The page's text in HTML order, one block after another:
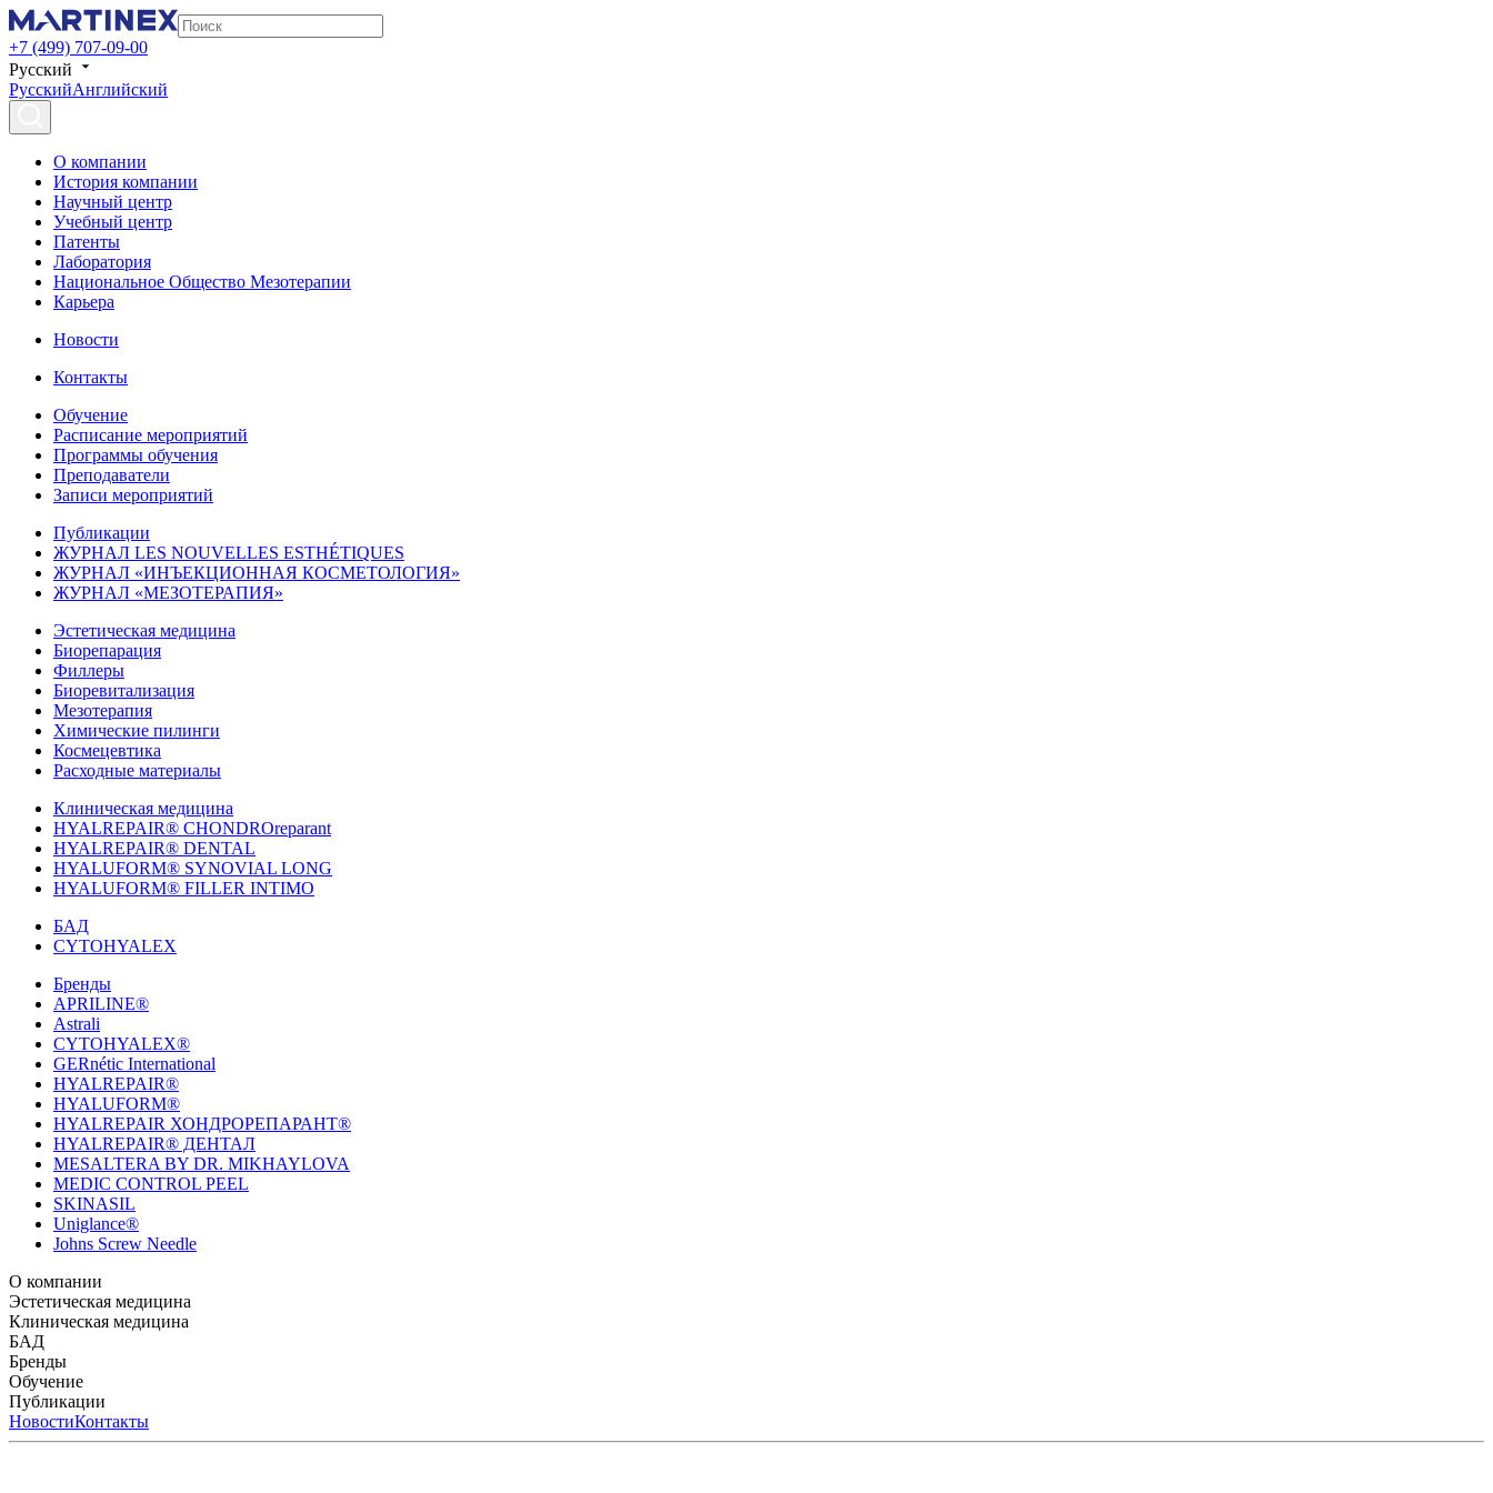
+7 (499) 707-09-00
Русский
РусскийАнглийский
О компании
История компании
Научный центр
Учебный центр
Патенты
Лаборатория
Национальное Общество Мезотерапии
Карьера
Новости
Контакты
Обучение
Расписание мероприятий
Программы обучения
Преподаватели
Записи мероприятий
Публикации
ЖУРНАЛ LES NOUVELLES ESTHÉTIQUES
ЖУРНАЛ «ИНЪЕКЦИОННАЯ КОСМЕТОЛОГИЯ»
ЖУРНАЛ «МЕЗОТЕРАПИЯ»
Эстетическая медицина
Биорепарация
Филлеры
Биоревитализация
Мезотерапия
Химические пилинги
Космецевтика
Расходные материалы
Клиническая медицина
HYALREPAIR® CHONDROreparant
HYALREPAIR® DENTAL
HYALUFORM® SYNOVIAL LONG
HYALUFORM® FILLER INTIMO
БАД
CYTOHYALEX
Бренды
APRILINE®
Astrali
CYTOHYALEX®
GERnétic International
HYALREPAIR®
HYALUFORM®
HYALREPAIR ХОНДРОРЕПАРАНТ®
HYALREPAIR® ДЕНТАЛ
MESALTERA BY DR. MIKHAYLOVA
MEDIC CONTROL PEEL
SKINASIL
Uniglance®
Johns Screw Needle
О компании
История компанииНаучный центр
Эстетическая медицина
БиорепарацияФиллеры
Клиническая медицина
HYALREPAIR® CHONDROreparant
БАД
CYTOHYALEX
Бренды
APRILINE®
MIKHAYLOVA
Обучение
Расписание мероприятий
Публикации
ЖУРНАЛ LES NOUVELLES ESTHÉTIQUES
НовостиКонтакты